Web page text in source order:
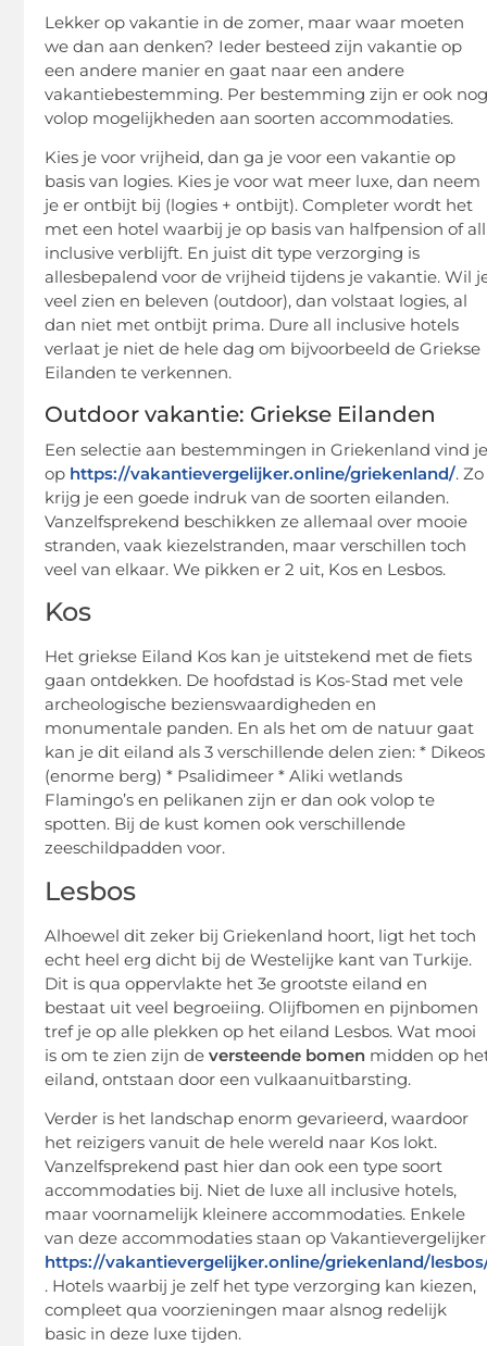
Lekker op vakantie in de zomer, maar waar moeten
we dan aan denken? Ieder besteed zijn vakantie op
een andere manier en gaat naar een andere
vakantiebestemming. Per bestemming zijn er ook
volop mogelijkheden aan soorten accommodaties.
Kies je voor vrijheid, dan ga je voor een vakantie op
basis van logies. Kies je voor wat meer luxe, dan neem
je er ontbijt bij (logies + ontbijt). Completer wordt het
met een hotel waarbij je op basis van halfpension of all
inclusive verblijft. En juist dit type verzorging is
allesbepalend voor de vrijheid tijdens je vakantie. Wil
veel zien en beleven (outdoor), dan volstaat logies, al
dan niet met ontbijt prima. Dure all inclusive hotels
verlaat je niet de hele dag om bijvoorbeeld de Griekse
Eilanden te verkennen.
Outdoor vakantie: Griekse Eilanden
Een selectie aan bestemmingen in Griekenland vind
op https://vakantievergelijker.online/griekenland/. Zo
krijg je een goede indruk van de soorten eilanden.
Vanzelfsprekend beschikken ze allemaal over mooie
stranden, vaak kiezelstranden, maar verschillen toch
veel van elkaar. We pikken er 2 uit, Kos en Lesbos.
Kos
Het griekse Eiland Kos kan je uitstekend met de fiets
gaan ontdekken. De hoofdstad is Kos-Stad met vele
archeologische bezienswaardigheden en
monumentale panden. En als het om de natuur gaat
kan je dit eiland als 3 verschillende delen zien: * Dikeos
(enorme berg) * Psalidimeer * Aliki wetlands
Flamingo’s en pelikanen zijn er dan ook volop te
spotten. Bij de kust komen ook verschillende
zeeschildpadden voor.
Lesbos
Alhoewel dit zeker bij Griekenland hoort, ligt het toch
echt heel erg dicht bij de Westelijke kant van Turkije.
Dit is qua oppervlakte het 3e grootste eiland en
bestaat uit veel begroeiing. Olijfbomen en pijnbomen
tref je op alle plekken op het eiland Lesbos. Wat mooi
is om te zien zijn deversteende bomen midden op
eiland, ontstaan door een vulkaanuitbarsting.
Verder is het landschap enorm gevarieerd, waardoor
het reizigers vanuit de hele wereld naar Kos lokt.
Vanzelfsprekend past hier dan ook een type soort
accommodaties bij. Niet de luxe all inclusive hotels,
maar voornamelijk kleinere accommodaties. Enkele
van deze accommodaties staan op
https://vakantievergelijker.online/griekenland/
. Hotels waarbij je zelf het type verzorging kan kiezen,
compleet qua voorzieningen maar alsnog redelijk
basic in deze luxe tijden.